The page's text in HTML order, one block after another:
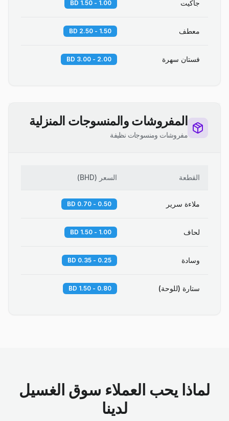
جاكيت 1.00 - 1.50 BD
معطف 1.50 - 2.50 BD
فستان سهرة 2.00 - 3.00 BD
المفروشات والمنسوجات المنزلية
مفروشات ومنسوجات نظيفة
القطعة السعر (
BHD
)
ملاءة سرير 0.50 - 0.70 BD
لحاف 1.00 - 1.50 BD
وسادة 0.25 - 0.35 BD
ستارة (للوحة) 0.80 - 1.50 BD
لماذا يحب العملاء سوق الغسيل
لدينا